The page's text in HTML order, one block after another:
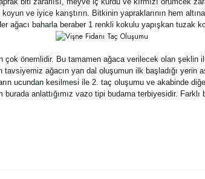
ve iyice karıştırın. Bitkinin yapraklarının hem
ağacı baharla beraber 1 renkli kokulu yapışkan tuzak
önemlidir. Bu tamamen ağaca verilecek olan şeklin
ağacın yan dal oluşumun ilk başladığı yerin
ucundan kesilmesi ile 2. taç oluşumu ve akabinde
anlattığımız vazo tipi budama terbiyesidir.